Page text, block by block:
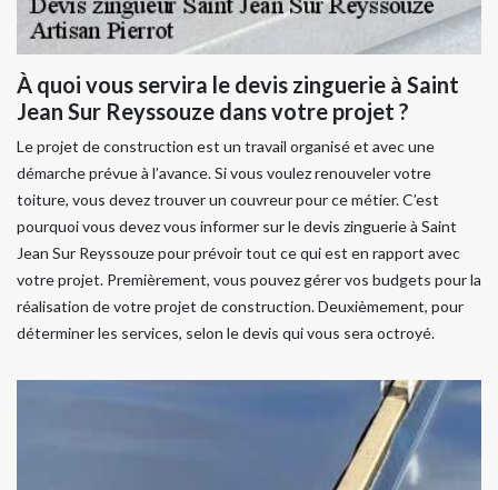
À quoi vous servira le devis zinguerie à Saint
Jean Sur Reyssouze dans votre projet ?
Le projet de construction est un travail organisé et avec une
démarche prévue à l’avance. Si vous voulez renouveler votre
toiture, vous devez trouver un couvreur pour ce métier. C’est
pourquoi vous devez vous informer sur le devis zinguerie à Saint
Jean Sur Reyssouze pour prévoir tout ce qui est en rapport avec
votre projet. Premièrement, vous pouvez gérer vos budgets pour la
réalisation de votre projet de construction. Deuxièmement, pour
déterminer les services, selon le devis qui vous sera octroyé.